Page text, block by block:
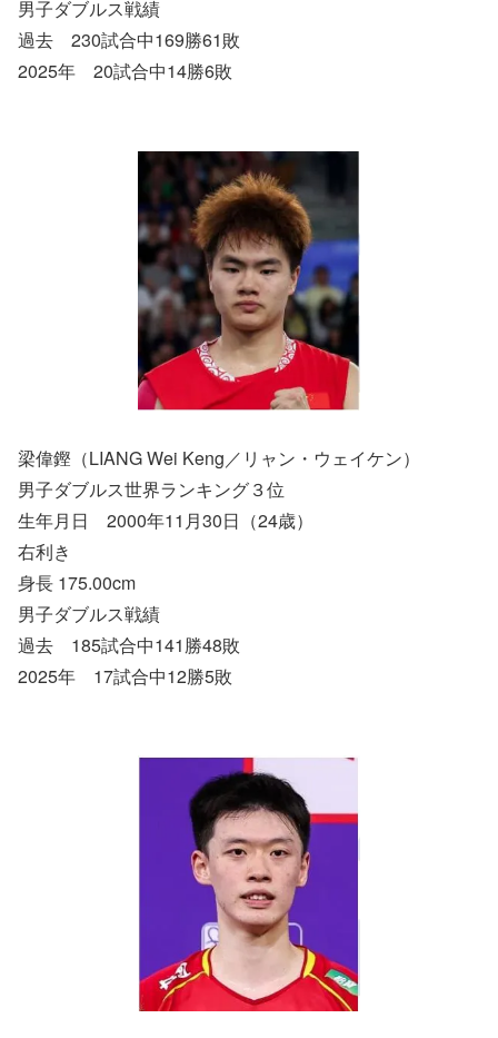
男子ダブルス戦績
過去 230試合中169勝61敗
2025年 20試合中14勝6敗
梁偉鏗（LIANG Wei Keng／リャン・ウェイケン）
男子ダブルス世界ランキング３位
生年月日 2000年11月30日（24歳）
右利き
身長 175.00cm
男子ダブルス戦績
過去 185試合中141勝48敗
2025年 17試合中12勝5敗